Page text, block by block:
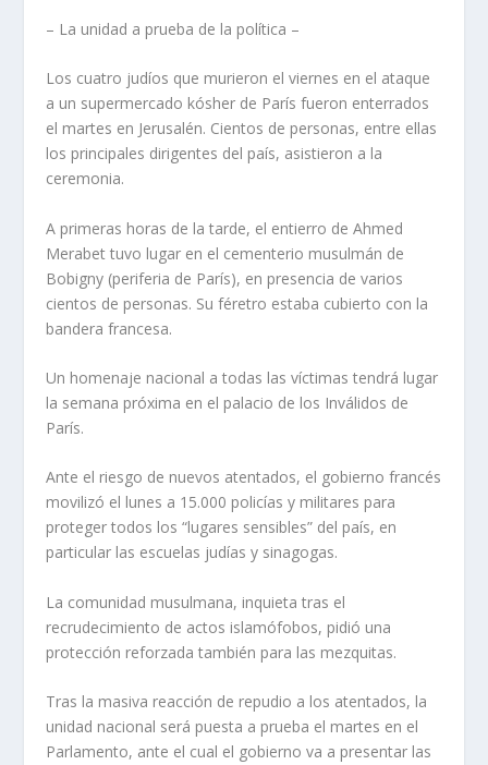
– La unidad a prueba de la política –
Los cuatro judíos que murieron el viernes en el ataque
a un supermercado kósher de París fueron enterrados
el martes en Jerusalén. Cientos de personas, entre ellas
los principales dirigentes del país, asistieron a la
ceremonia.
A primeras horas de la tarde, el entierro de Ahmed
Merabet tuvo lugar en el cementerio musulmán de
Bobigny (periferia de París), en presencia de varios
cientos de personas. Su féretro estaba cubierto con la
bandera francesa.
Un homenaje nacional a todas las víctimas tendrá lugar
la semana próxima en el palacio de los Inválidos de
París.
Ante el riesgo de nuevos atentados, el gobierno francés
movilizó el lunes a 15.000 policías y militares para
proteger todos los “lugares sensibles” del país, en
particular las escuelas judías y sinagogas.
La comunidad musulmana, inquieta tras el
recrudecimiento de actos islamófobos, pidió una
protección reforzada también para las mezquitas.
Tras la masiva reacción de repudio a los atentados, la
unidad nacional será puesta a prueba el martes en el
Parlamento, ante el cual el gobierno va a presentar las